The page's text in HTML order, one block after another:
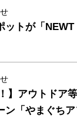
ットが「
】アウトドア
ン「やまぐち